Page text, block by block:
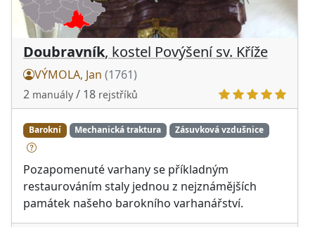
Doubravník, kostel Povýšení sv. Kříže
VÝMOLA, Jan (1761)
2 manuály / 18 rejstříků
Barokní Mechanická traktura Zásuvková vzdušnice
Pozapomenuté varhany se příkladným
restaurováním staly jednou z nejznámějších
památek našeho barokního varhanářství.